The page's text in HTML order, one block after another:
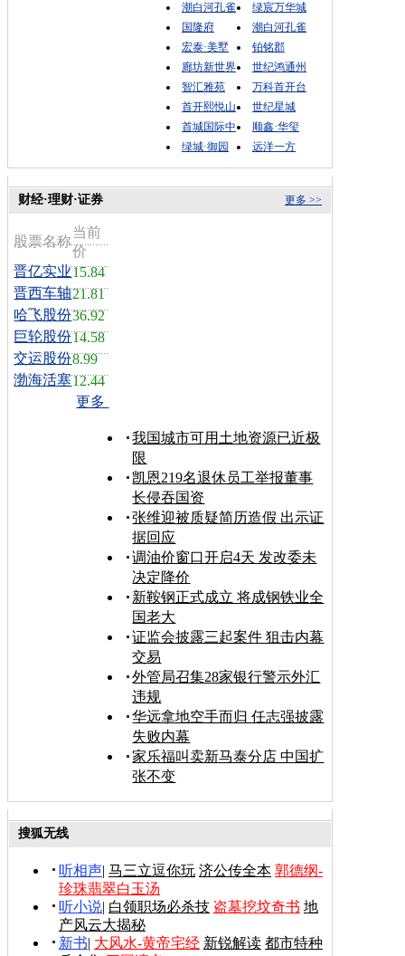
潮白河孔雀
绿宸万华城
国隆府
潮白河孔雀
宏泰·美墅
铂铭郡
廊坊新世界
世纪鸿通州
智汇雅苑
万科首开台
首开熙悦山
世纪星城
首城国际中
顺鑫·华玺
绿城·御园
远洋一方
更多 >>
财经·理财·证券
股票名称
当前
价
晋亿实业15.84
晋西车轴21.81
哈飞股份36.92
巨轮股份14.58
交运股份8.99
渤海活塞12.44
更多
我国城市可用土地资源已近极
限
凯恩219名退休员工举报董事
长侵吞国资
张维迎被质疑简历造假 出示证
据回应
调油价窗口开启4天 发改委未
决定降价
新鞍钢正式成立 将成钢铁业全
国老大
证监会披露三起案件 狙击内幕
交易
外管局召集28家银行警示外汇
违规
华远拿地空手而归 任志强披露
失败内幕
家乐福叫卖新马泰分店 中国扩
张不变
搜狐无线
听相声| 马三立逗你玩 济公传全本 郭德纲-
珍珠翡翠白玉汤
听小说| 白领职场必杀技 盗墓挖坟奇书 地
产风云大揭秘
新书| 大风水-黄帝宅经 新锐解读 都市特种